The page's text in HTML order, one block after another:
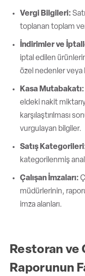
Vergi Bilgileri:
toplanan toplam
İndirimler ve
iptal edilen
özel nedenler veya
Kasa Mutabakatı:
eldeki nakit
karşılaştırılması
vurgulayan bilgiler.
Satış
kategorilenmiş
Çalışan İmzaları:
müdürlerinin,
imza alanları.
Restoran ve
Raporunun